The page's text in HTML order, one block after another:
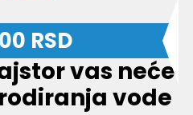
RSD
vas neće
vode